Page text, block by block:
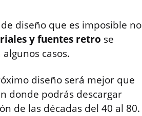
diseño que es imposible no
y fuentes retro se
casos.
diseño será mejor que
donde podrás descargar
de las décadas del 40 al 80.